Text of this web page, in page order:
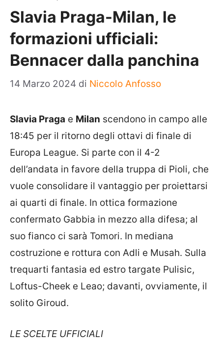
Slavia Praga-Milan, le
formazioni ufficiali:
Bennacer dalla panchina
14 Marzo 2024 di Niccolo Anfosso
Slavia Praga e Milan scendono in campo alle
18:45 per il ritorno degli ottavi di finale di
Europa League. Si parte con il 4-2
dell’andata in favore della truppa di Pioli, che
vuole consolidare il vantaggio per proiettarsi
ai quarti di finale. In ottica formazione
confermato Gabbia in mezzo alla difesa; al
suo fianco ci sarà Tomori. In mediana
costruzione e rottura con Adli e Musah. Sulla
trequarti fantasia ed estro targate Pulisic,
Loftus-Cheek e Leao; davanti, ovviamente, il
solito Giroud.
LE SCELTE UFFICIALI